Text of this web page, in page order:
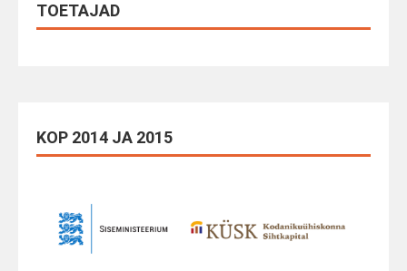
TOETAJAD
KOP 2014 JA 2015